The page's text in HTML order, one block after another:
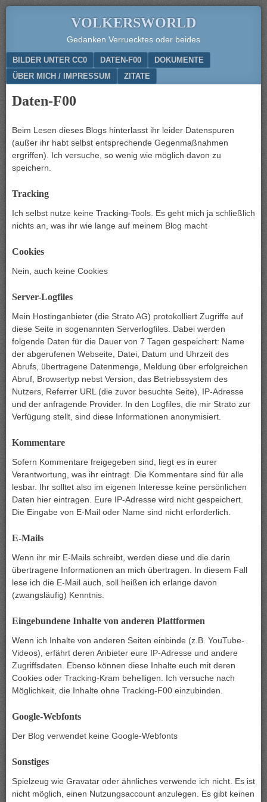
VOLKERSWORLD
Gedanken Verruecktes oder beides
Menu
SKIP TO CONTENT
BILDER UNTER CC0 DATEN-F00
DOKUMENTE
ÜBER MICH / IMPRESSUM
ZITATE
Daten-F00
Beim Lesen dieses Blogs hinterlasst ihr leider Datenspuren
(außer ihr habt selbst entsprechende Gegenmaßnahmen
ergriffen). Ich versuche, so wenig wie möglich davon zu
speichern.
Tracking
Ich selbst nutze keine Tracking-Tools. Es geht mich ja schließlich
nichts an, was ihr wie lange auf meinem Blog macht
Cookies
Nein, auch keine Cookies
Server-Logfiles
Mein Hostinganbieter (die Strato AG) protokolliert Zugriffe auf
diese Seite in sogenannten Serverlogfiles. Dabei werden
folgende Daten für die Dauer von 7 Tagen gespeichert: Name
der abgerufenen Webseite, Datei, Datum und Uhrzeit des
Abrufs, übertragene Datenmenge, Meldung über erfolgreichen
Abruf, Browsertyp nebst Version, das Betriebssystem des
Nutzers, Referrer URL (die zuvor besuchte Seite), IP-Adresse
und der anfragende Provider. In den Logfiles, die mir Strato zur
Verfügung stellt, sind diese Informationen anonymisiert.
Kommentare
Sofern Kommentare freigegeben sind, liegt es in eurer
Verantwortung, was ihr eintragt. Die Kommentare sind für alle
lesbar. Ihr solltet also im eigenen Interesse keine persönlichen
Daten hier eintragen. Eure IP-Adresse wird nicht gespeichert.
Die Eingabe von E-Mail oder Name sind nicht erforderlich.
E-Mails
Wenn ihr mir E-Mails schreibt, werden diese und die darin
übertragene Informationen an mich übertragen. In diesem Fall
lese ich die E-Mail auch, soll heißen ich erlange davon
(zwangsläufig) Kenntnis.
Eingebundene Inhalte von anderen Plattformen
Wenn ich Inhalte von anderen Seiten einbinde (z.B. YouTube-
Videos), erfährt deren Anbieter eure IP-Adresse und andere
Zugriffsdaten. Ebenso können diese Inhalte euch mit deren
Cookies oder Tracking-Kram behelligen. Ich versuche nach
Möglichkeit, die Inhalte ohne Tracking-F00 einzubinden.
Google-Webfonts
Der Blog verwendet keine Google-Webfonts
Sonstiges
Spielzeug wie Gravatar oder ähnliches verwende ich nicht. Es ist
nicht möglich, einen Nutzungsaccount anzulegen. Es gibt keinen